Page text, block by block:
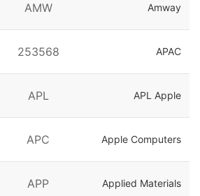
Amway
AMW
APAC
253568
APL Apple
APL
Apple Computers
APC
Applied Materials
APP